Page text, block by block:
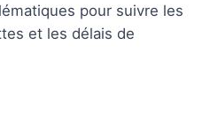
pour suivre les
et les délais de